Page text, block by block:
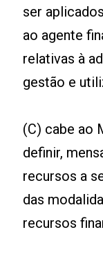
ser
ao agente
relativas à
gestão e
(C) cabe ao
definir,
recursos a
das
recursos